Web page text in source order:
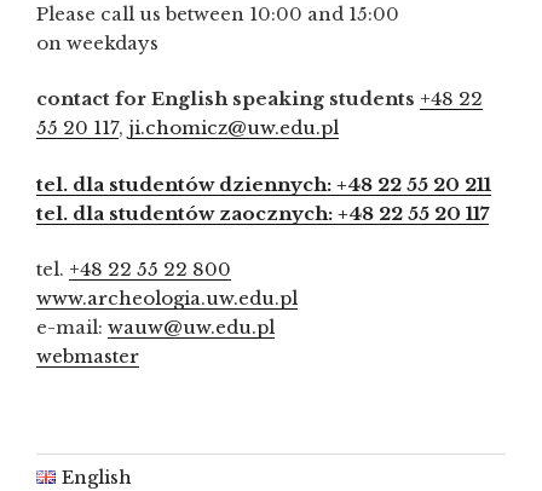
Please call us between 10:00 and 15:00
on weekdays
contact for English speaking students +48 22
55 20 117, ji.chomicz@uw.edu.pl
tel. dla studentów dziennych: +48 22 55 20 211
tel. dla studentów zaocznych: +48 22 55 20 117
tel. +48 22 55 22 800
www.archeologia.uw.edu.pl
e-mail: wauw@uw.edu.pl
webmaster
English